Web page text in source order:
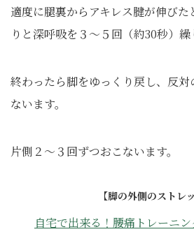
適度に腿裏からアキレス腱が伸びた
りと深呼吸を３～５回（約30秒）繰
終わったら脚をゆっくり戻し、反対
ないます。
片側２～３回ずつおこないます。
【脚の外側のストレ
自宅で出来る！腰痛トレーニ